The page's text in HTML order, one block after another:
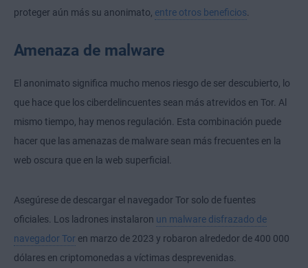
proteger aún más su anonimato, entre otros beneficios
Amenaza de malware
El anonimato significa mucho menos riesgo de ser descubierto, lo
que hace que los ciberdelincuentes sean más atrevidos en Tor. Al
mismo tiempo, hay menos regulación. Esta combinación puede
hacer que las amenazas de malware sean más frecuentes en la
web oscura que en la web superficial.
Asegúrese de descargar el navegador Tor solo de fuentes
oficiales. Los ladrones instalaron un malware disfrazado de
navegador Tor en marzo de 2023 y robaron alrededor de 400 000
dólares en criptomonedas a víctimas desprevenidas.